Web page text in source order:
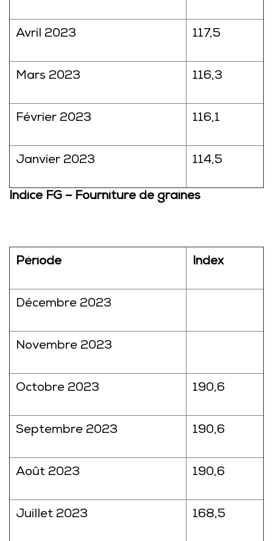
Avril 2023 117,5
Mars 2023 116,3
Février 2023 116,1
Janvier 2023 114,5
Indice FG – Fourniture de graines
Période Index
Décembre 2023
Novembre 2023
Octobre 2023 190,6
Septembre 2023 190,6
Août 2023 190,6
Juillet 2023 168,5